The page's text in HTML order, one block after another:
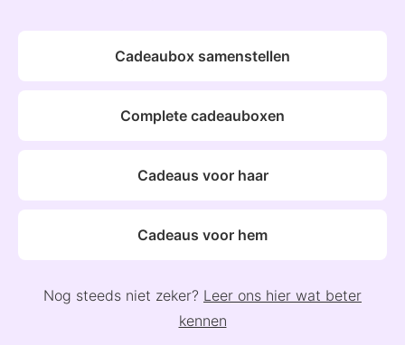
Cadeaubox samenstellen
Complete cadeauboxen
Cadeaus voor haar
Cadeaus voor hem
Nog steeds niet zeker? Leer ons hier wat beter
kennen